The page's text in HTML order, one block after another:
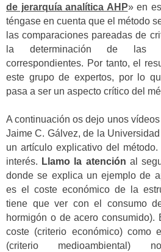
de jerarquía analítica AHP» en
téngase en cuenta que el método
las comparaciones pareadas de
la determinación de las
correspondientes. Por tanto, el
este grupo de expertos, por lo
pasa a ser un aspecto crítico del
A continuación os dejo unos
Jaime C. Gálvez, de la
un artículo explicativo del
interés. Llamo la atención al
donde se explica un ejemplo de
es el coste económico de la
tiene que ver con el consumo
hormigón o de acero consumido).
coste (criterio económico) como
(criterio medioambiental)